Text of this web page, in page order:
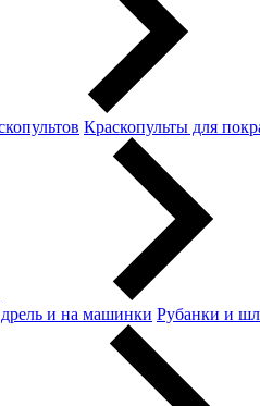
Краскопульты для
и на машинки Рубанки и